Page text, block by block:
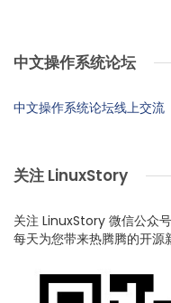
中文操作系统论坛
中文操作系统论坛线上交流
关注 LinuxStory
关注 LinuxStory 微信公众
每天为您带来热腾腾的开源